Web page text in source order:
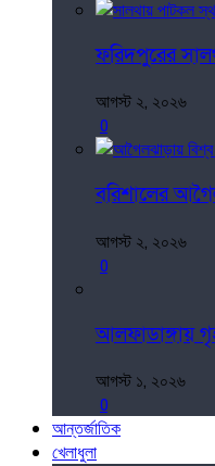
ফরিদপুরের
আগস্ট ২, ২০২৬
0
বরিশালের
আগস্ট ২, ২০২৬
0
আলফাডাঙ্গায়
আগস্ট ১, ২০২৬
0
আন্তর্জাতিক
খেলাধুলা